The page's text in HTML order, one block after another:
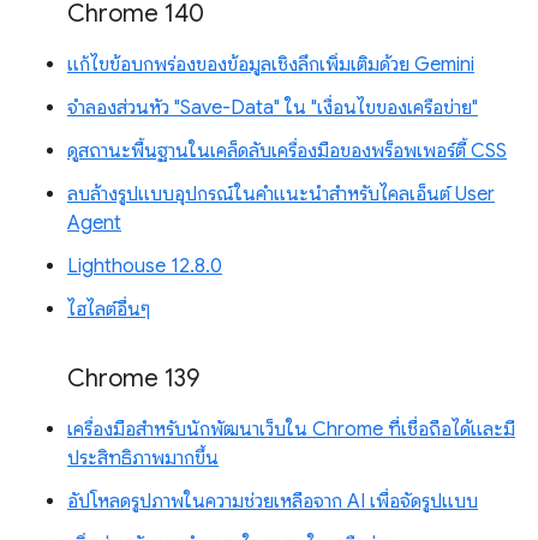
Chrome 140
แก้ไขข้อบกพร่องของข้อมูลเชิงลึกเพิ่มเติมด้วย Gemini
จำลองส่วนหัว "Save-Data" ใน "เงื่อนไขของเครือข่าย"
ดูสถานะพื้นฐานในเคล็ดลับเครื่องมือของพร็อพเพอร์ตี้ CSS
ลบล้างรูปแบบอุปกรณ์ในคำแนะนำสำหรับไคลเอ็นต์ User
Agent
Lighthouse 12.8.0
ไฮไลต์อื่นๆ
Chrome 139
เครื่องมือสำหรับนักพัฒนาเว็บใน Chrome ที่เชื่อถือได้และมี
ประสิทธิภาพมากขึ้น
อัปโหลดรูปภาพในความช่วยเหลือจาก AI เพื่อจัดรูปแบบ